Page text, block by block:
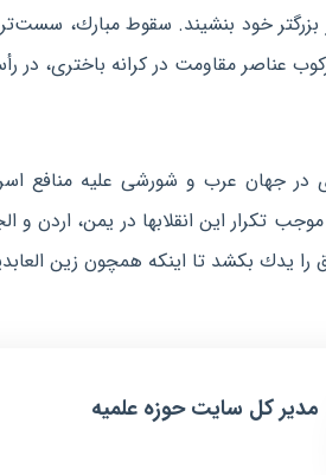
بزرگتر خود بنشیند. سقوط مبارك،
عناصر مقاومت در كرانه باختری،
در جهان عرب و شورشی علیه منافع
تكرار این انقلابها در یمن، اردن و
را یدك بكشد تا اینكه همچون زین
مدیر کل سایت حوزه علمیه